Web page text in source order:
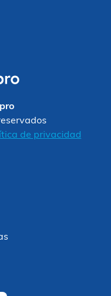
de privacidad